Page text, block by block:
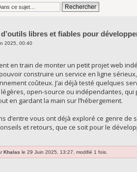
libres et fiables pour
2025, 00:40
en train de monter un petit projet web
construire un service en ligne
coûteux. J’ai déjà testé quelques
open-source ou indépendantes,
en gardant la main sur l’hébergement.
d’entre vous ont déjà exploré ce genre
et retours, que ce soit pour le
Khalas le 29 Juin 2025, 13:27, modifié 1 fois.